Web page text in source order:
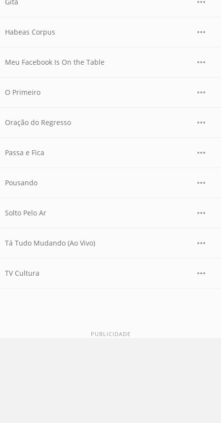
Habeas Corpus
Meu Facebook Is On the Table
O Primeiro
Oração do Regresso
Passa e Fica
Pousando
Solto Pelo Ar
Tá Tudo Mudando (Ao Vivo)
TV Cultura